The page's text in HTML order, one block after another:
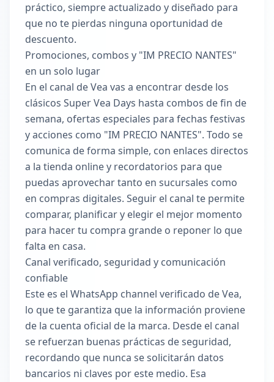
práctico, siempre actualizado y diseñado para
que no te pierdas ninguna oportunidad de
descuento.
Promociones, combos y "IM PRECIO NANTES"
en un solo lugar
En el canal de Vea vas a encontrar desde los
clásicos Super Vea Days hasta combos de fin de
semana, ofertas especiales para fechas festivas
y acciones como "IM PRECIO NANTES". Todo se
comunica de forma simple, con enlaces directos
a la tienda online y recordatorios para que
puedas aprovechar tanto en sucursales como
en compras digitales. Seguir el canal te permite
comparar, planificar y elegir el mejor momento
para hacer tu compra grande o reponer lo que
falta en casa.
Canal verificado, seguridad y comunicación
confiable
Este es el WhatsApp channel verificado de Vea,
lo que te garantiza que la información proviene
de la cuenta oficial de la marca. Desde el canal
se refuerzan buenas prácticas de seguridad,
recordando que nunca se solicitarán datos
bancarios ni claves por este medio. Esa